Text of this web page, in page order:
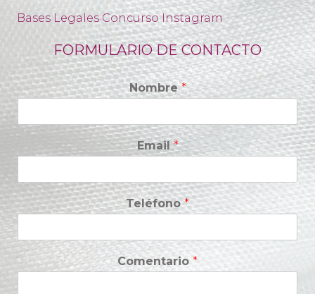
Bases Legales Concurso Instagram
FORMULARIO DE CONTACTO
Nombre*
Email*
Teléfono*
Comentario *